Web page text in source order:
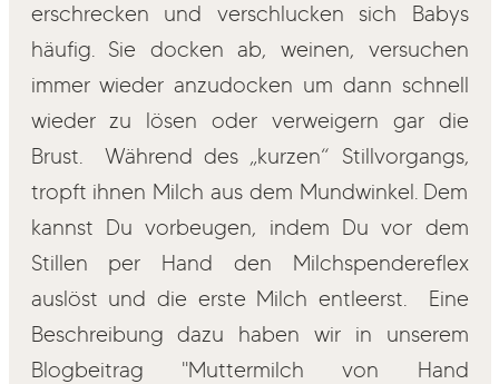
erschrecken und verschlucken sich Babys
häufig. Sie docken ab, weinen, versuchen
immer wieder anzudocken um dann schnell
wieder zu lösen oder verweigern gar die
Brust. Während des „kurzen“ Stillvorgangs,
tropft ihnen Milch aus dem Mundwinkel. Dem
kannst Du vorbeugen, indem Du vor dem
Stillen per Hand den Milchspendereflex
auslöst und die erste Milch entleerst. Eine
Beschreibung dazu haben wir in unserem
Blogbeitrag "Muttermilch von Hand